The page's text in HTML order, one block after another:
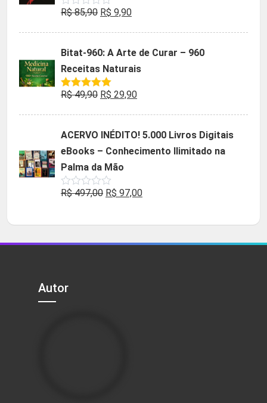
Avaliação
de
R$85,90 O
era:
R$ 85,90.
R$ 9,90O
é:
R$ 9,90.
Bitat-960: A Arte de Curar – 960
Receitas Naturais
Avaliação
R$49,90 O
era:
R$ 49,90.
R$ 29,90O
é:
R$ 29,90.
ACERVO INÉDITO! 5.000 Livros Digitais
eBooks – Conhecimento Ilimitado na
Palma da Mão
Avaliação
5
R$497,00 O
original
era:
R$ 97,00O
atual
é:
Autor